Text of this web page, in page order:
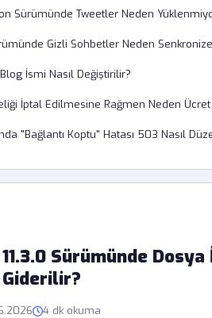
Sürümünde
Giderilir?
4 dk okuma
Sürümünde Tweetler Neden
Gizli Sohbetler Neden
İsmi Nasıl Değiştirilir?
İptal Edilmesine Rağmen Neden
"Bağlantı Koptu" Hatası 503 Nasıl